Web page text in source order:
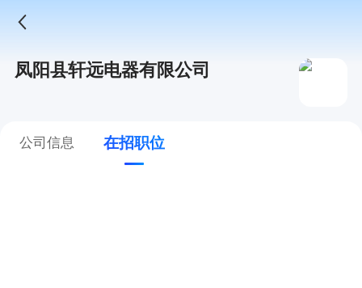
凤阳县轩远电器有限公司
公司信息 在招职位